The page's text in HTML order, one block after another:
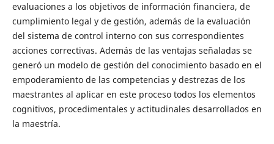
evaluaciones a los objetivos de información financiera, de
cumplimiento legal y de gestión, además de la evaluación
del sistema de control interno con sus correspondientes
acciones correctivas. Además de las ventajas señaladas se
generó un modelo de gestión del conocimiento basado en el
empoderamiento de las competencias y destrezas de los
maestrantes al aplicar en este proceso todos los elementos
cognitivos, procedimentales y actitudinales desarrollados en
la maestría.